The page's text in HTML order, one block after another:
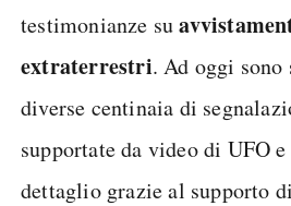
testimonianze su
extraterrestri. Ad oggi sono
diverse centinaia di
supportate da video di UFO
dettaglio grazie al supporto